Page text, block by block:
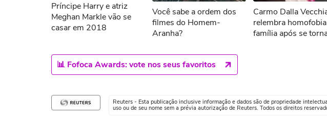
Príncipe Harry e atriz
Meghan Markle vão se
casar em 2018
Você sabe a ordem dos
filmes do Homem-
Aranha?
Carmo Dalla
relembra
família após se
📊 Fofoca Awards: vote nos seus favoritos
Reuters - Esta publicação inclusive informação e dados são de propriedade
uso ou de seu nome sem a prévia autorização de Reuters. Todos os direitos